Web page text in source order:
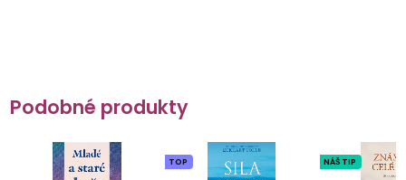
Podobné produkty
TOP NÁŠ TIP